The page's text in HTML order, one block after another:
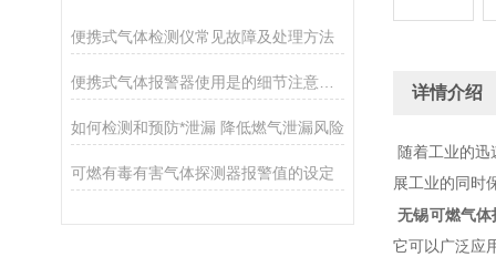
便携式气体检测仪常见故障及处理方法
便携式气体报警器使用是的细节注意事项
如何检测和预防*泄漏 降低燃气泄漏风险
可燃有毒有害气体探测器报警值的设定
详情介绍
随着工业的
展工业的同时
无锡可燃气
它可以广泛应